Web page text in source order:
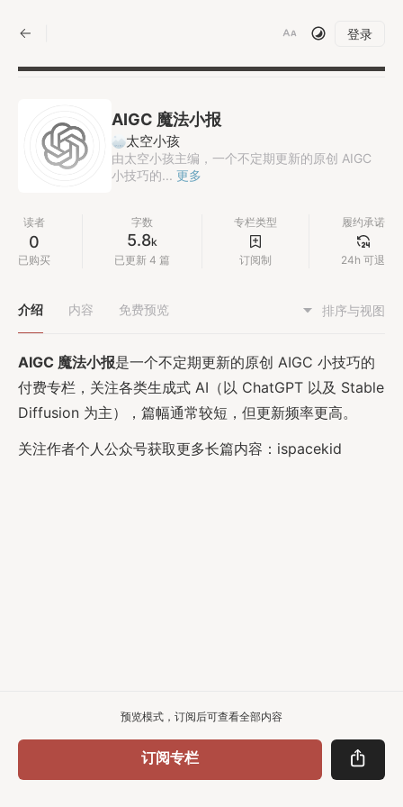
登录
AIGC 魔法小报
太空小孩
由太空小孩主编，一个不定期更新的原创 AIGC
小技巧的... 更多
读者
0
已购买
字数
5.8k
已更新 4 篇
专栏类型
订阅制
履约承诺
24h 可退
介绍 内容 免费预览 排序与视图
AIGC 魔法小报是一个不定期更新的原创 AIGC 小技巧的
付费专栏，关注各类生成式 AI（以 ChatGPT 以及 Stable
Diffusion 为主），篇幅通常较短，但更新频率更高。
关注作者个人公众号获取更多长篇内容：ispacekid
预览模式，订阅后可查看全部内容
订阅专栏